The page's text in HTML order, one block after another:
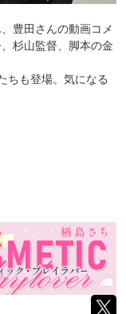
豊田さんの動画コメ
杉山監督、脚本の金
ちも登場。気になる